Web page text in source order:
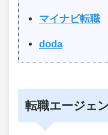
マイナビ転職
doda
転職エージェ